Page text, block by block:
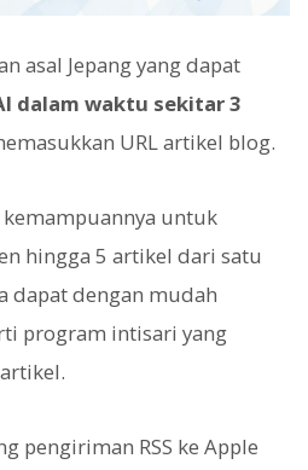
asal Jepang yang dapat
dalam waktu sekitar 3
URL artikel blog.
untuk
hingga 5 artikel dari satu
dapat dengan mudah
program intisari yang
pengiriman RSS ke Apple